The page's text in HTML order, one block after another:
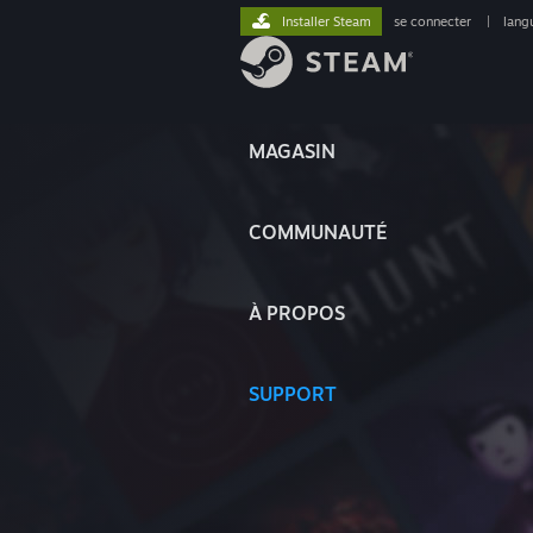
MAGASIN
COMMUNAUTÉ
À PROPOS
SUPPORT
Installer Steam se connecter